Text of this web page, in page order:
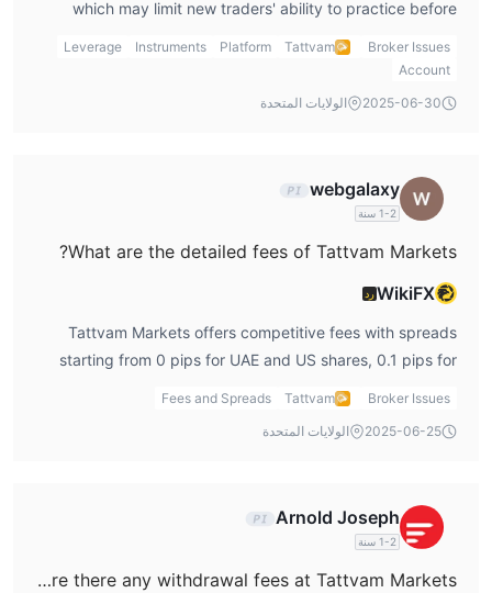
which may limit new traders' ability to practice before
committing real funds.
Broker Issues
Tattvam
Platform
Instruments
Leverage
Account
2025-06-30
الولايات المتحدة
webgalaxy
1-2 سنة
What are the detailed fees of Tattvam Markets?
WikiFXرد
Tattvam Markets offers competitive fees with spreads
starting from 0 pips for UAE and US shares, 0.1 pips for
forex, and 0.8 pips for indices. There are no commissions
to forex, metals, bonds, and CFDs on commodities. Swap
Broker Issues
Tattvam
Fees and Spreads
2025-06-25
الولايات المتحدة
Arnold Joseph
1-2 سنة
Are there any withdrawal fees at Tattvam Markets?